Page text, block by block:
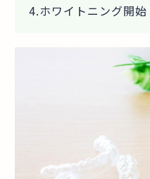
4.ホワイトニング開始